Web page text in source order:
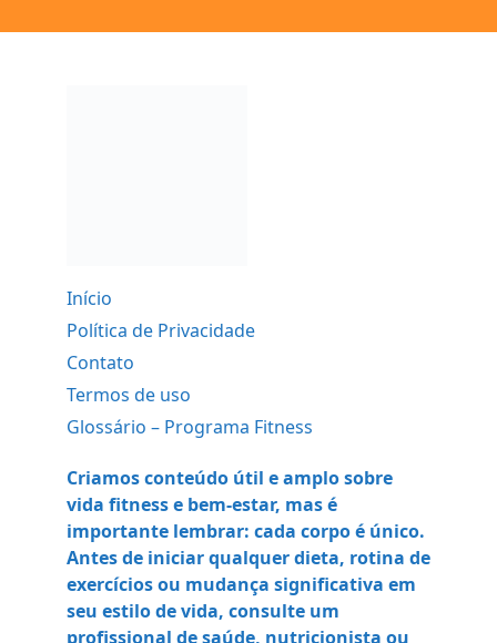
Início
Política de Privacidade
Contato
Termos de uso
Glossário – Programa Fitness
Criamos conteúdo útil e amplo sobre
vida fitness e bem-estar, mas é
importante lembrar: cada corpo é único.
Antes de iniciar qualquer dieta, rotina de
exercícios ou mudança significativa em
seu estilo de vida, consulte um
profissional de saúde, nutricionista ou